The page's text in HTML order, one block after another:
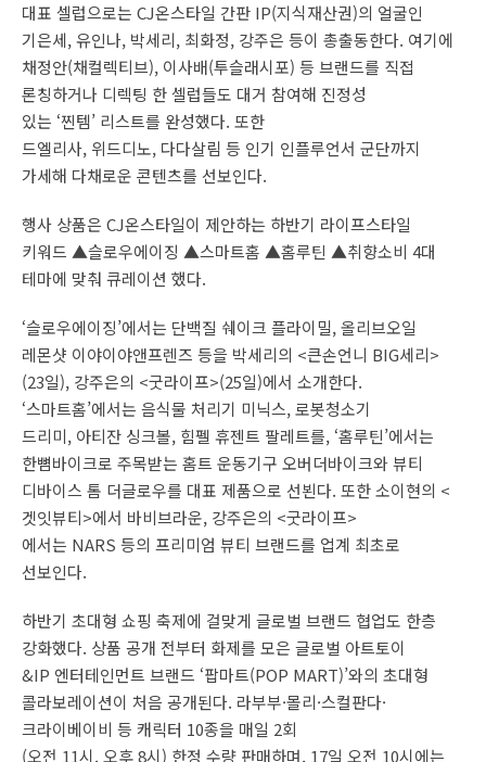
대표 셀럽으로는 CJ온스타일 간판 IP(지식재산권)의 얼굴인
기은세, 유인나, 박세리, 최화정, 강주은 등이 총출동한다. 여기에
채정안(채컬렉티브), 이사배(투슬래시포) 등 브랜드를 직접
론칭하거나 디렉팅 한 셀럽들도 대거 참여해 진정성
있는 ‘찐템’ 리스트를 완성했다. 또한
드엘리사, 위드디노, 다다살림 등 인기 인플루언서 군단까지
가세해 다채로운 콘텐츠를 선보인다.
행사 상품은 CJ온스타일이 제안하는 하반기 라이프스타일
키워드 ▲슬로우에이징 ▲스마트홈 ▲홈루틴 ▲취향소비 4대
테마에 맞춰 큐레이션 했다.
‘슬로우에이징’에서는 단백질 쉐이크 플라이밀, 올리브오일
레몬샷 이야이야앤프렌즈 등을 박세리의 <큰손언니 BIG세리>
(23일), 강주은의 <굿라이프>(25일)에서 소개한다.
‘스마트홈’에서는 음식물 처리기 미닉스, 로봇청소기
드리미, 아티잔 싱크볼, 힘펠 휴젠트 팔레트를, ‘홈루틴’에서는
한뼘바이크로 주목받는 홈트 운동기구 오버더바이크와 뷰티
디바이스 톰 더글로우를 대표 제품으로 선뵌다. 또한 소이현의 <
겟잇뷰티>에서 바비브라운, 강주은의 <굿라이프>
에서는 NARS 등의 프리미엄 뷰티 브랜드를 업계 최초로
선보인다.
하반기 초대형 쇼핑 축제에 걸맞게 글로벌 브랜드 협업도 한층
강화했다. 상품 공개 전부터 화제를 모은 글로벌 아트토이
&IP 엔터테인먼트 브랜드 ‘팝마트(POP MART)’와의 초대형
콜라보레이션이 처음 공개된다. 라부부·몰리·스컬판다·
크라이베이비 등 캐릭터 10종을 매일 2회
(오전 11시, 오후 8시) 한정 수량 판매하며, 17일 오전 10시에는